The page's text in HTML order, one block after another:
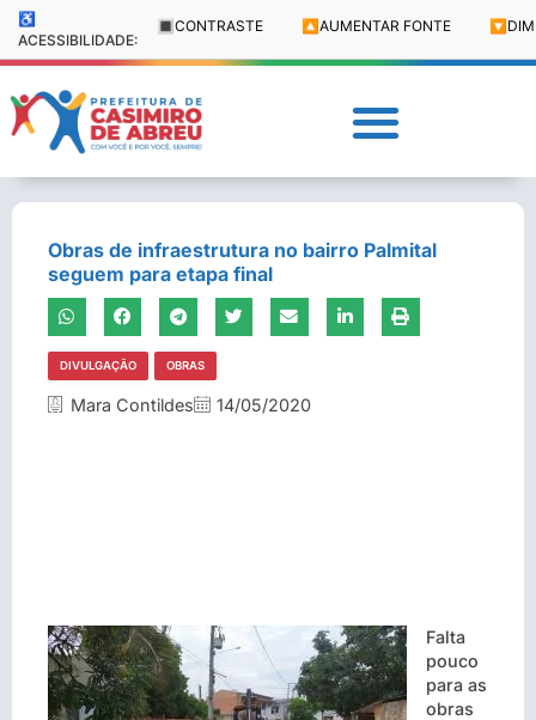
♿
ACESSIBILIDADE:
🔳 CONTRASTE 🔼 AUMENTAR FONTE 🔽
Obras de infraestrutura no bairro Palmital
seguem para etapa final
DIVULGAÇÃO OBRAS
Mara Contildes 14/05/2020
Falta
pouco
para as
obras